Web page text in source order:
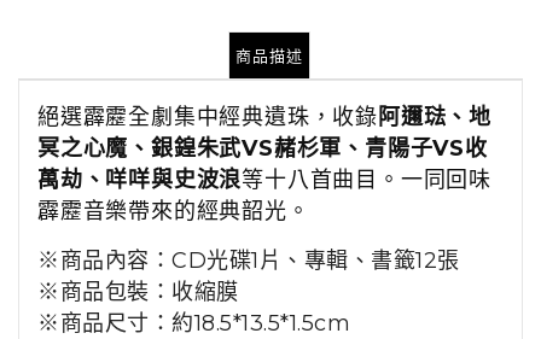
商品描述
絕選霹靂全劇集中經典遺珠， 收錄阿邇琺、地
冥之心魔、銀鍠朱武VS赭杉軍、青陽子VS收
萬劫、咩咩與史波浪等十八首曲目。一同回味
霹靂音樂帶來的經典韶光。
※商品內容 ： CD光碟1片、專輯、書籤12張
※商品包裝 ：收縮膜
※商品尺寸：約18.5*13.5*1.5cm